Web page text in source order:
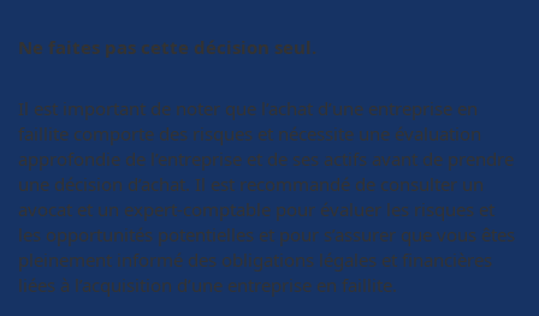
Ne faites pas cette décision seul.
Il est important de noter que l’achat d’une entreprise en
faillite comporte des risques et nécessite une évaluation
approfondie de l’entreprise et de ses actifs avant de prendre
une décision d’achat. Il est recommandé de consulter un
avocat et un expert-comptable pour évaluer les risques et
les opportunités potentielles et pour s’assurer que vous êtes
pleinement informé des obligations légales et financières
liées à l’acquisition d’une entreprise en faillite.